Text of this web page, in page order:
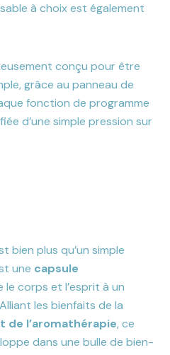
à choix est également
conçu pour être
grâce au panneau de
fonction de programme
d’une simple pression sur
bien plus qu’un simple
une capsule
le corps et l’esprit à un
les bienfaits de la
de l’aromathérapie, ce
dans une bulle de bien-